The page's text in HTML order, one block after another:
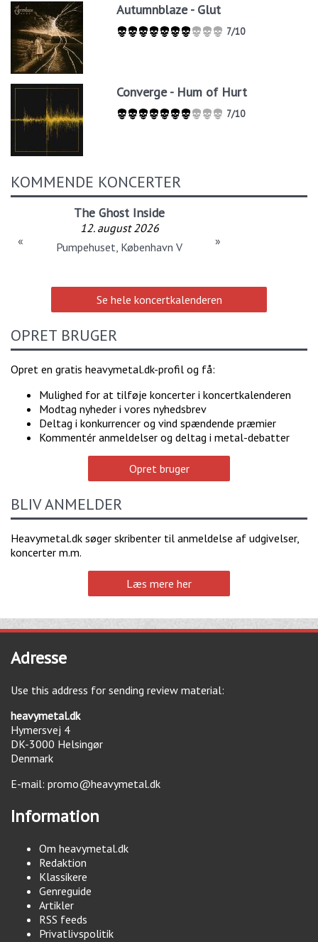
Autumnblaze - Glut
7/10
Converge - Hum of Hurt
7/10
KOMMENDE KONCERTER
The Ghost Inside
12. august 2026
Pumpehuset, København V
« »
Se hele koncertkalenderen
OPRET BRUGER
Opret en gratis heavymetal.dk-profil og få:
Mulighed for at tilføje koncerter i koncertkalenderen
Modtag nyheder i vores nyhedsbrev
Deltag i konkurrencer og vind spændende præmier
Kommentér anmeldelser og deltag i metal-debatter
Opret bruger
BLIV ANMELDER
Heavymetal.dk søger skribenter til anmeldelse af udgivelser,
koncerter m.m.
Læs mere her
Adresse
Use this address for sending review material:
heavymetal.dk
Hymersvej 4
DK-3000 Helsingør
Denmark
E-mail: promo@heavymetal.dk
Information
Om heavymetal.dk
Redaktion
Klassikere
Genreguide
Artikler
RSS feeds
Privatlivspolitik